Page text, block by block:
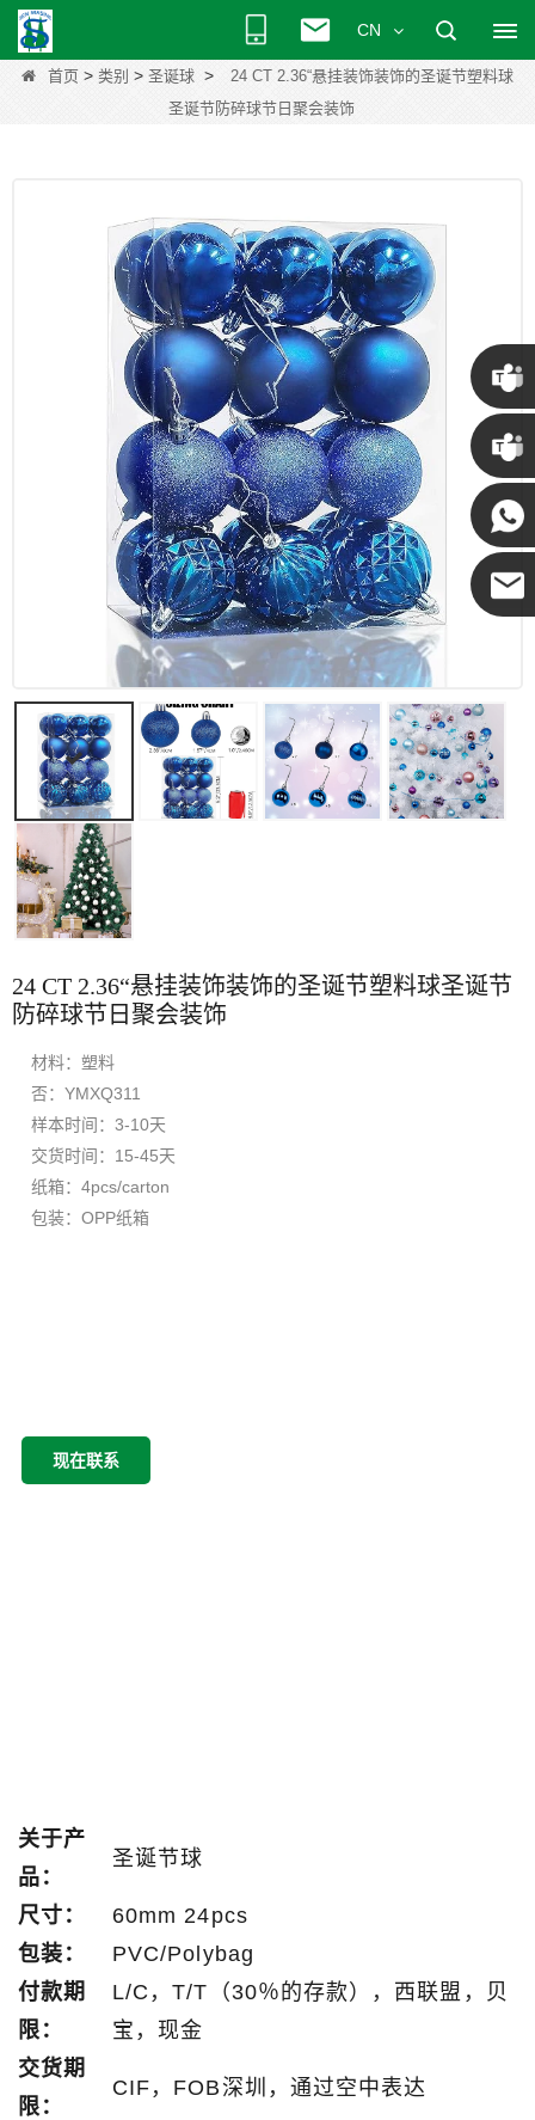
CN
首页 > 类别 > 圣诞球 >
24 CT 2.36“悬挂装饰装饰的圣诞节塑料球
圣诞节防碎球节日聚会装饰
24 CT 2.36“悬挂装饰装饰的圣诞节塑料球圣诞节
防碎球节日聚会装饰
材料：塑料
否：YMXQ311
样本时间：3-10天
交货时间：15-45天
纸箱：4pcs/carton
包装：OPP纸箱
现在联系
关于产
品：
圣诞节球
尺寸：
60mm 24pcs
包装：
PVC/Polybag
付款期
限：
L/C，T/T（30％的存款），西联盟，贝
宝，现金
交货期
限：
CIF，FOB深圳，通过空中表达
克里斯
· 肯尼 ·